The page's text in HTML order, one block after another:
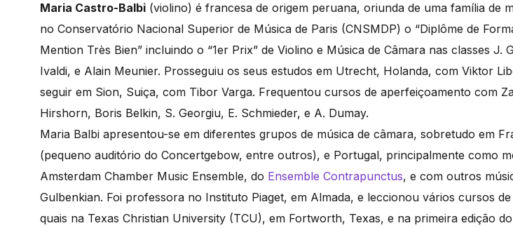
Maria Castro-Balbi (violino) é francesa de origem peruana, oriunda de uma família de
no Conservatório Nacional Superior de Música de Paris (CNSMDP) o “Diplôme de
Mention Très Bien” incluindo o “1er Prix” de Violino e Música de Câmara nas classes J.
Ivaldi, e Alain Meunier. Prosseguiu os seus estudos em Utrecht, Holanda, com Viktor
seguir em Sion, Suiça, com Tibor Varga. Frequentou cursos de aperfeiçoamento com
Hirshorn, Boris Belkin, S. Georgiu, E. Schmieder, e A. Dumay.
Maria Balbi apresentou-se em diferentes grupos de música de câmara, sobretudo em
(pequeno auditório do Concertgebow, entre outros), e Portugal, principalmente como
Amsterdam Chamber Music Ensemble, do Ensemble Contrapunctus, e com outros
Gulbenkian. Foi professora no Instituto Piaget, em Almada, e leccionou vários cursos
quais na Texas Christian University (TCU), em Fortworth, Texas, e na primeira edição